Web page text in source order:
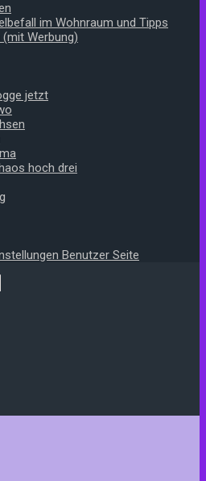
im Wohnraum und Tipps
(mit Werbung)
jetzt
hoch drei
Benutzer Seite